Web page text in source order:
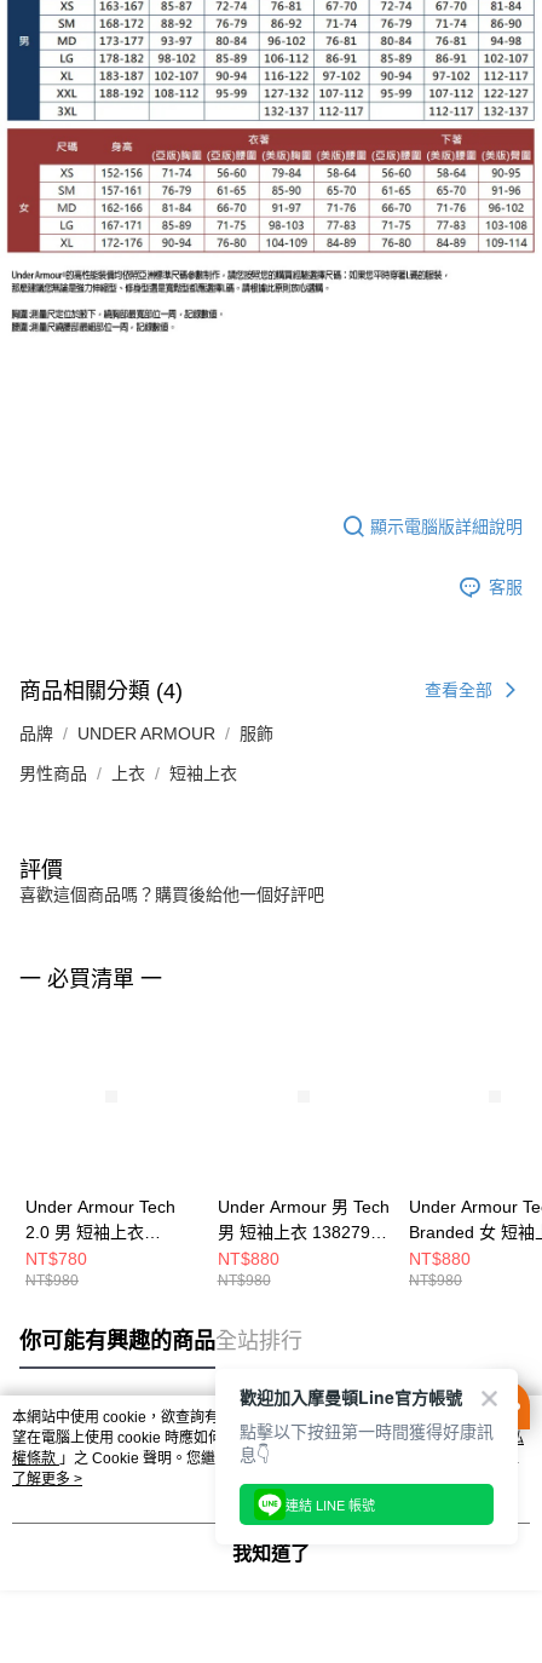
顯示電腦版詳細說明
客服
商品相關分類 (4) 查看全部
品牌 UNDER ARMOUR 服飾
男性商品 上衣 短袖上衣
評價
喜歡這個商品嗎？購買後給他一個好評吧
一 必買清單 一
Under Armour Tech
2.0 男 短袖上衣
1326413-001
NT$780
NT$980
Under Armour 男 Tech
男 短袖上衣 1382795-
001
NT$880
NT$980
Under Armour
Branded 女 短袖
6009987-044
NT$880
NT$980
你可能有興趣的商品全站排行
熱門標籤
本網站中使用 cookie，欲查詢有關本網站使用 cookie 方式之詳情，及若您不希
望在電腦上使用 cookie 時應如何變更電腦的 cookie 設定，請參閱本網站「
隱私
權條款 」之 Cookie 聲明。您繼續使用本網站即表示您同意本公司得按本網站使
用條款之 Cookie 聲明使用 cookie。
了解更多 >
我知道了
歡迎加入摩曼頓Line官方帳號
點擊以下按鈕第一時間獲得好康訊
息👇
連結 LINE 帳號